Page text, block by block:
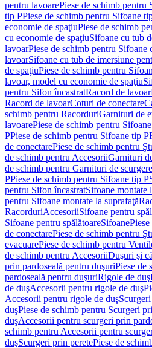
pentru lavoarePiese de schimb pentru
tip PPiese de schimb pentru Sifoane
economie de spaţiuPiese de schimb
cu economie de spaţiuSifoane cu tub
lavoarPiese de schimb pentru Sifoane
lavoarSifoane cu tub de imersiune
de spaţiuPiese de schimb pentru
lavoar, model cu economie de spaţiu
pentru Sifon încastratRacord de lavoar
Racord de lavoarCoturi de conectare
schimb pentru RacorduriGarnituri de
lavoarePiese de schimb pentru
PPiese de schimb pentru Sifoane tip P
de conectarePiese de schimb pentru
de schimb pentru AccesoriiGarnituri
de schimb pentru Garnituri de
PPiese de schimb pentru Sifoane tip P
pentru Sifon încastratSifoane montate
pentru Sifoane montate la suprafaţă
RacorduriAccesoriiSifoane pentru
Sifoane pentru spălătoareSifoane
de conectarePiese de schimb pentru
evacuarePiese de schimb pentru
de schimb pentru AccesoriiDuşuri şi
prin pardoseală pentru duşuriPiese de
pardoseală pentru duşuriRigole de duş
de duşAccesorii pentru rigole de duş
Accesorii pentru rigole de duş
duşPiese de schimb pentru Scurgeri
duşAccesorii pentru scurgeri prin
schimb pentru Accesorii pentru
duşScurgeri prin peretePiese de